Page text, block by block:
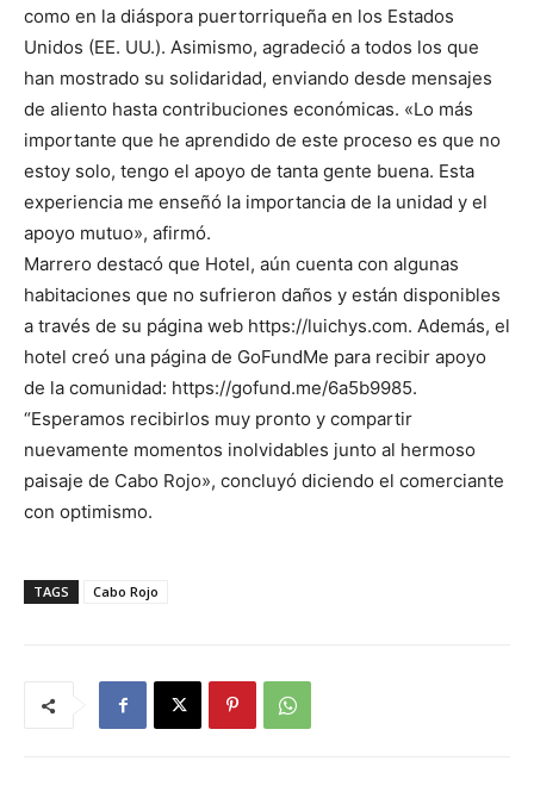
como en la diáspora puertorriqueña en los Estados
Unidos (EE. UU.). Asimismo, agradeció a todos los que
han mostrado su solidaridad, enviando desde mensajes
de aliento hasta contribuciones económicas. «Lo más
importante que he aprendido de este proceso es que no
estoy solo, tengo el apoyo de tanta gente buena. Esta
experiencia me enseñó la importancia de la unidad y el
apoyo mutuo», afirmó.
Marrero destacó que Hotel, aún cuenta con algunas
habitaciones que no sufrieron daños y están disponibles
a través de su página web https://luichys.com. Además, el
hotel creó una página de GoFundMe para recibir apoyo
de la comunidad: https://gofund.me/6a5b9985.
“Esperamos recibirlos muy pronto y compartir
nuevamente momentos inolvidables junto al hermoso
paisaje de Cabo Rojo», concluyó diciendo el comerciante
con optimismo.
TAGS Cabo Rojo